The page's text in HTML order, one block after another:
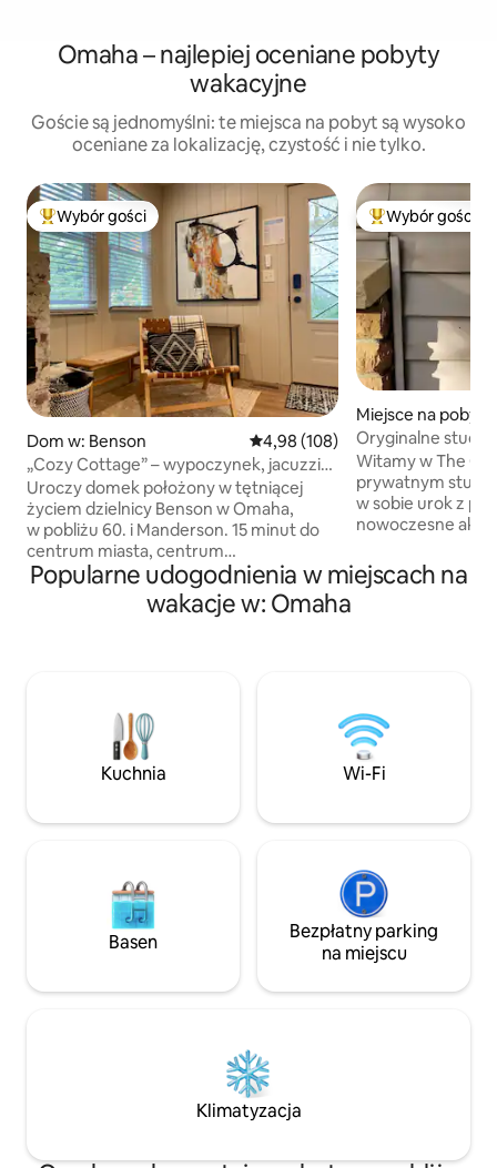
Omaha – najlepiej oceniane pobyty
wakacyjne
Goście są jednomyślni: te miejsca na pobyt są wysoko
oceniane za lokalizację, czystość i nie tylko.
Najpopularniejsze z kategorii Wybór gości
Wybór gości
Dom w: Benson Średnia ocena: 4,98 na 5, liczba
4,98 (108)
„Cozy Cottage” – wypoczynek, jacuzzi
i kominek w Benson
Uroczy domek położony w tętniącej
życiem dzielnicy Benson w Omaha,
w pobliżu 60. i Manderson. 15 minut do
centrum miasta, centrum
kongresowego, parku rozrywki, zoo
i muzeów. Idealny na spokojny
wypoczynek, romantyczny wypoczynek
w obsłudze kominek gazowy (wyłączony
w gorące letnie miesiące) i wanna
z hydromasażem dla 2 osób na
prywatnym tarasie. Benson słynie
restauracji, browarów rzemieślniczych
Wybór gości
Miejsce na pobyt
Oryginalne studio
w pobliżu
Witamy w The
prywatnym studio
w sobie urok z
nowoczesne
obejmuje łóżko
wygodnym
pobyt rodzinny
Wesołe,
nieoczekiwane i
bardziej zabawne
Popularne udogodnienia w miejscach na
wakacje w: Omaha
Kuchnia Wi-Fi
Basen
Bezpłatny parking
na miejscu
Klimatyzacja